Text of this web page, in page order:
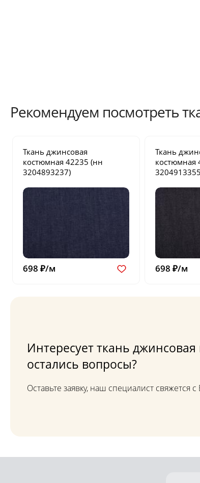
Рекомендуем посмотреть
Ткань джинсовая
костюмная42235 (нн
3204893237)
698 ₽/м
Ткань
костюмная
698 ₽/м
Интересует ткань
остались вопросы?
Оставьте заявку, наш специалист